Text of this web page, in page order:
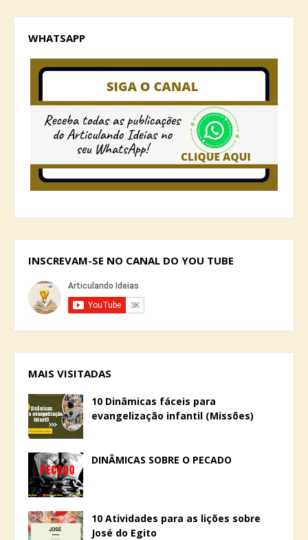
WHATSAPP
INSCREVAM-SE NO CANAL DO YOU TUBE
MAIS VISITADAS
10 Dinâmicas fáceis para
evangelização infantil (Missões)
DINÂMICAS SOBRE O PECADO
10 Atividades para as lições sobre
José do Egito